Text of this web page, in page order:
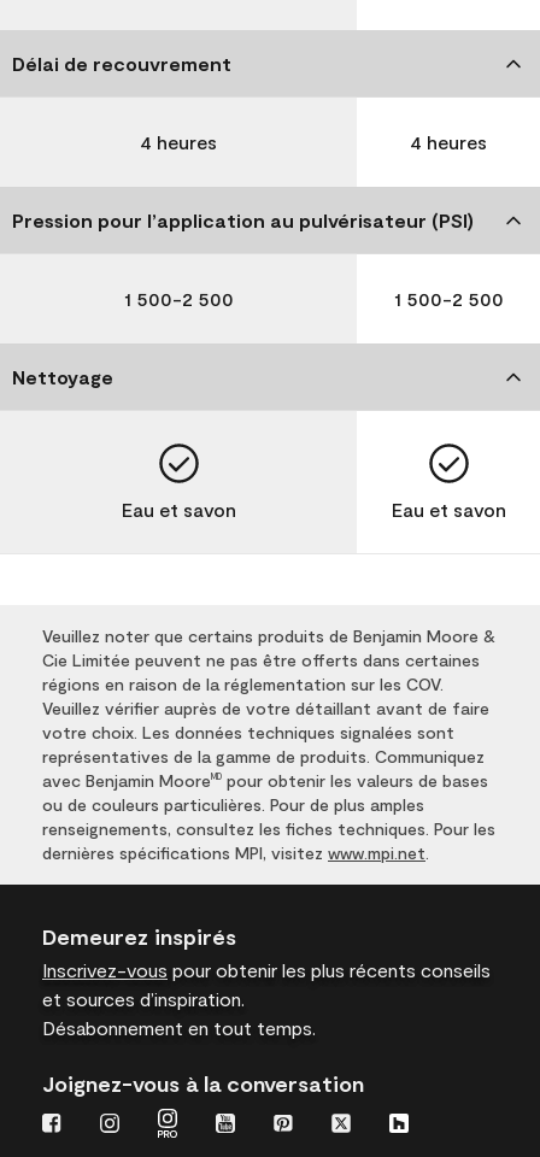
Délai de recouvrement
4 heures 4 heures
Pression pour l’application au pulvérisateur (PSI)
1 500-2 500 1 500-2 500
Nettoyage
Eau et savon Eau et savon
Veuillez noter que certains produits de Benjamin Moore &
Cie Limitée peuvent ne pas être offerts dans certaines
régions en raison de la réglementation sur les COV.
Veuillez vérifier auprès de votre détaillant avant de faire
votre choix. Les données techniques signalées sont
représentatives de la gamme de produits. Communiquez
avec Benjamin Moore MD pour obtenir les valeurs de bases
ou de couleurs particulières. Pour de plus amples
renseignements, consultez les fiches techniques. Pour les
dernières spécifications MPI, visitez www.mpi.net
Demeurez inspirés
Inscrivez-vous pour obtenir les plus récents conseils
et sources d’inspiration.
Désabonnement en tout temps.
Joignez-vous à la conversation